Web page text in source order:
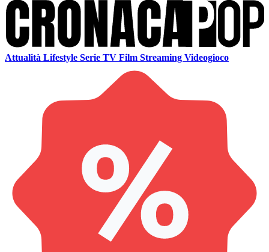
Attualità Lifestyle Serie TV Film Streaming Videogioco